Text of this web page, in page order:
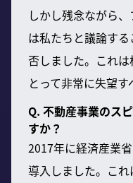
しかし残念ながら
は私たちと議論す
否しました。これ
とって非常に失望す
Q. 不動産事業のス
すか？
2017年に経済産業
導入しました。こ